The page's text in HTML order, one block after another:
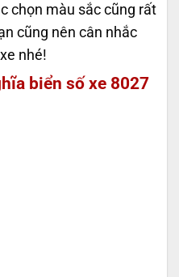
chọn màu sắc cũng rất
cũng nên cân nhắc
nhé!
biển số xe 8027